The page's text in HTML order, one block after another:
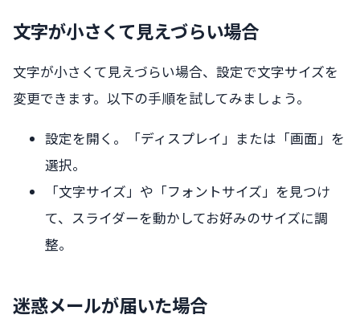
文字が小さくて見えづらい場合
文字が小さくて見えづらい場合、設定で文字サイズを
変更できます。以下の手順を試してみましょう。
設定を開く。「ディスプレイ」または「画面」を
選択。
「文字サイズ」や「フォントサイズ」を見つけ
て、スライダーを動かしてお好みのサイズに調
整。
迷惑メールが届いた場合